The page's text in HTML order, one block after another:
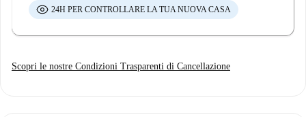
24H PER CONTROLLARE LA TUA NUOVA CASA
Scopri le nostre Condizioni Trasparenti di Cancellazione